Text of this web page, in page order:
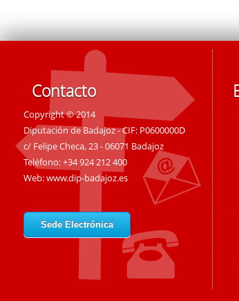
Contacto
Copyright © 2014
Diputación de Badajoz - CIF: P0600000D
c/ Felipe Checa, 23 - 06071 Badajoz
Teléfono: +34 924 212 400
Web:www.dip-badajoz.es
Sede Electrónica